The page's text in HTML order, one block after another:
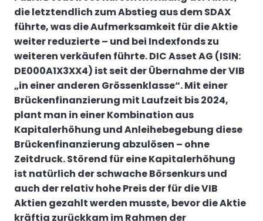
die letztendlich zum Abstieg aus dem SDAX
führte, was die Aufmerksamkeit für die Aktie
weiter reduzierte – und bei Indexfonds zu
weiteren verkäufen führte.DIC Asset AG (ISIN:
DE000A1X3XX4) ist seit derÜbernahme der VIB
„in einer anderen Grössenklasse“. Mit einer
Brückenfinanzierung mit Laufzeit bis 2024,
plant man in einer Kombination aus
Kapitalerhöhung und Anleihebegebung diese
Brückenfinanzierung abzulösen – ohne
Zeitdruck. Störend für eine Kapitalerhöhung
ist natürlich der schwache Börsenkurs und
auch der relativ hohe Preis der für die VIB
Aktien gezahlt werden musste, bevor die Aktie
kräftig zurückkam im Rahmen der